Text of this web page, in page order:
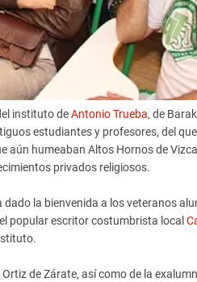
instituto deAntonio Trueba, de
estudiantes y profesores, del
aún humeaban Altos Hornos de
privados religiosos.
la bienvenida a los veteranos
popular escritor costumbrista local
de Zárate, así como de la